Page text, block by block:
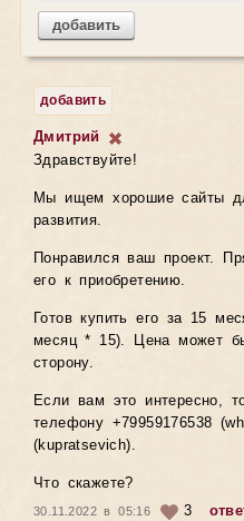
добавить
добавить
Дмитрий
Здравствуйте!
Мы ищем хорошие сайты
развития.
Понравился ваш проект.
его к приобретению.
Готов купить его за 15
месяц * 15). Цена может
сторону.
Если вам это интересно,
телефону +79959176538
(kupratsevich).
Что скажете?
30.11.2022 в 05:16 3